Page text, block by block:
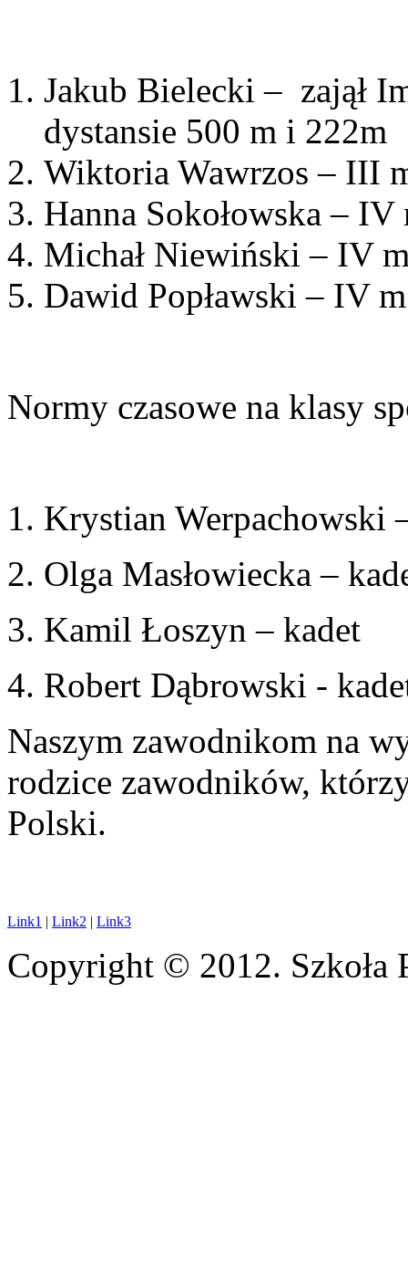
Jakub Bielecki – zajął
dystansie 500 m i 222m
Wiktoria Wawrzos – III
Hanna Sokołowska –
Michał Niewiński – IV
Dawid Popławski – IV
Normy czasowe na klasy
1. Krystian Werpachowski
2. Olga Masłowiecka –
3. Kamil Łoszyn – kadet
4. Robert Dąbrowski -
Naszym zawodnikom na
rodzice zawodników,
Polski.
Link1 | Link2 | Link3
Copyright © 2012. Szkoła